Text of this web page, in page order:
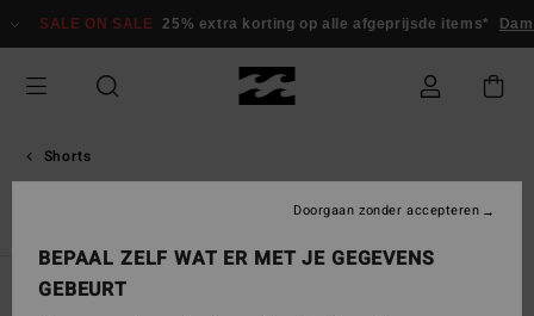
naar
raster
selectie
SALE ON SALE 25% extra korting op alle afgeprijsde items* Dames
Shorts
Hybride shorts
Filteren en Sorteren
BEPAAL ZELF WAT ER MET JE GEGEVENS
GEBEURT
Doorgaan zonder accepteren